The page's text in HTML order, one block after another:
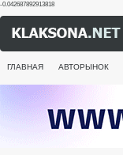
-0.042687892913818
ГЛАВНАЯ АВТОРЫНОК